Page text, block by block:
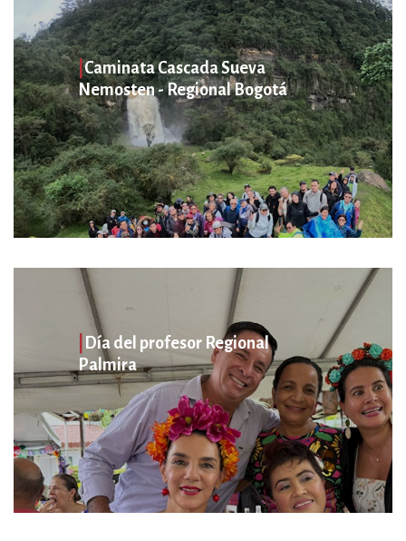
|Caminata Cascada Sueva
Nemosten - Regional Bogotá
Día del profesor Regional
Palmira